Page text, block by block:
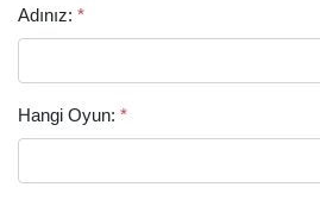
Adınız: *
Hangi Oyun: *